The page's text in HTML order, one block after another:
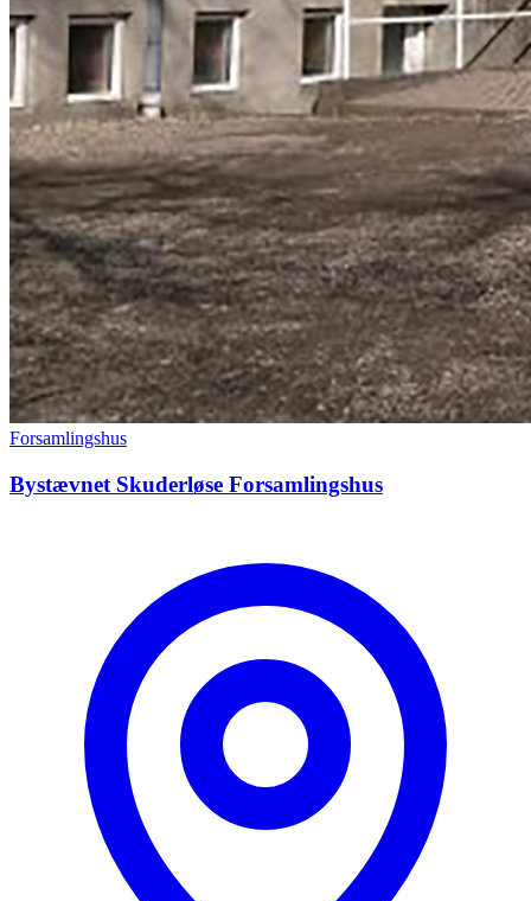
Forsamlingshus
Bystævnet Skuderløse Forsamlingshus